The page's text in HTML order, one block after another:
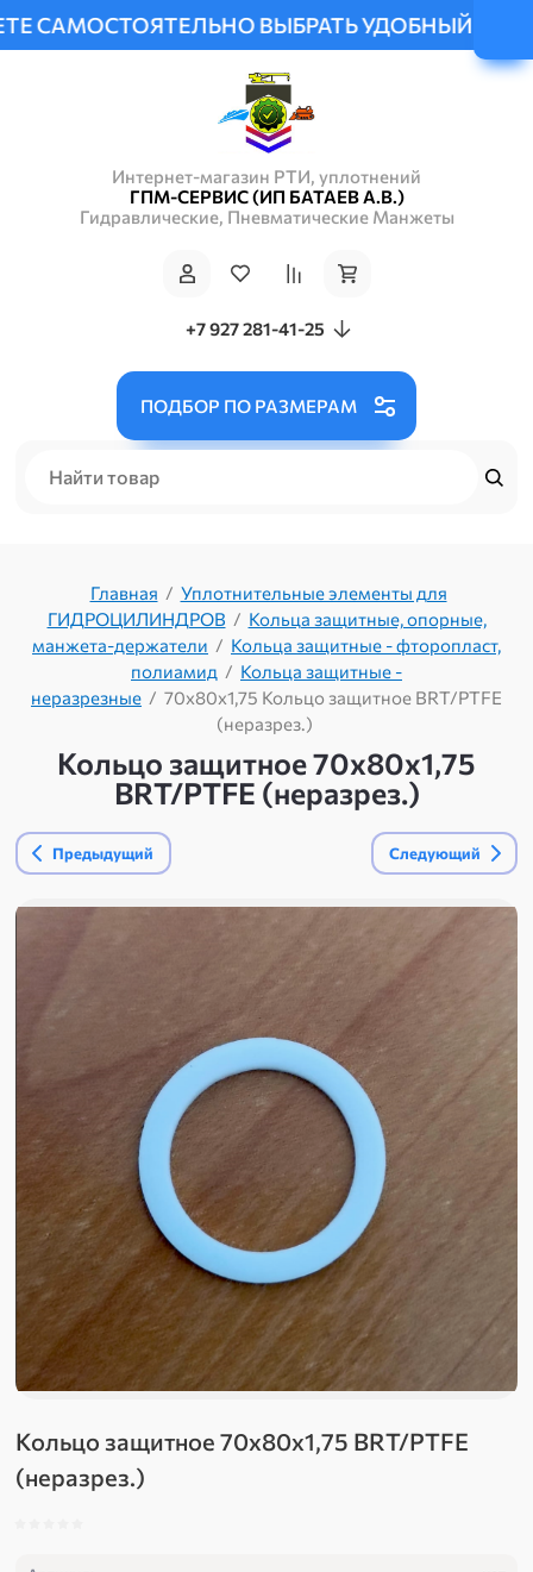
ВЫБРАТЬ УДОБНЫЙ СПОСОБ
Интернет-магазин РТИ, уплотнений
ГПМ-СЕРВИС (ИП БАТАЕВ А.В.)
Гидравлические, Пневматические Манжеты
+7 927 281-41-25
ПОДБОР ПО РАЗМЕРАМ
Главная / Уплотнительные элементы для
ГИДРОЦИЛИНДРОВ / Кольца защитные, опорные,
манжета-держатели / Кольца защитные - фторопласт,
полиамид / Кольца защитные -
неразрезные / 70х80х1,75 Кольцо защитное BRT/PTFE
(неразрез.)
Кольцо защитное 70х80х1,75
BRT/PTFE (неразрез.)
Предыдущий Следующий
Кольцо защитное 70х80х1,75 BRT/PTFE
(неразрез.)